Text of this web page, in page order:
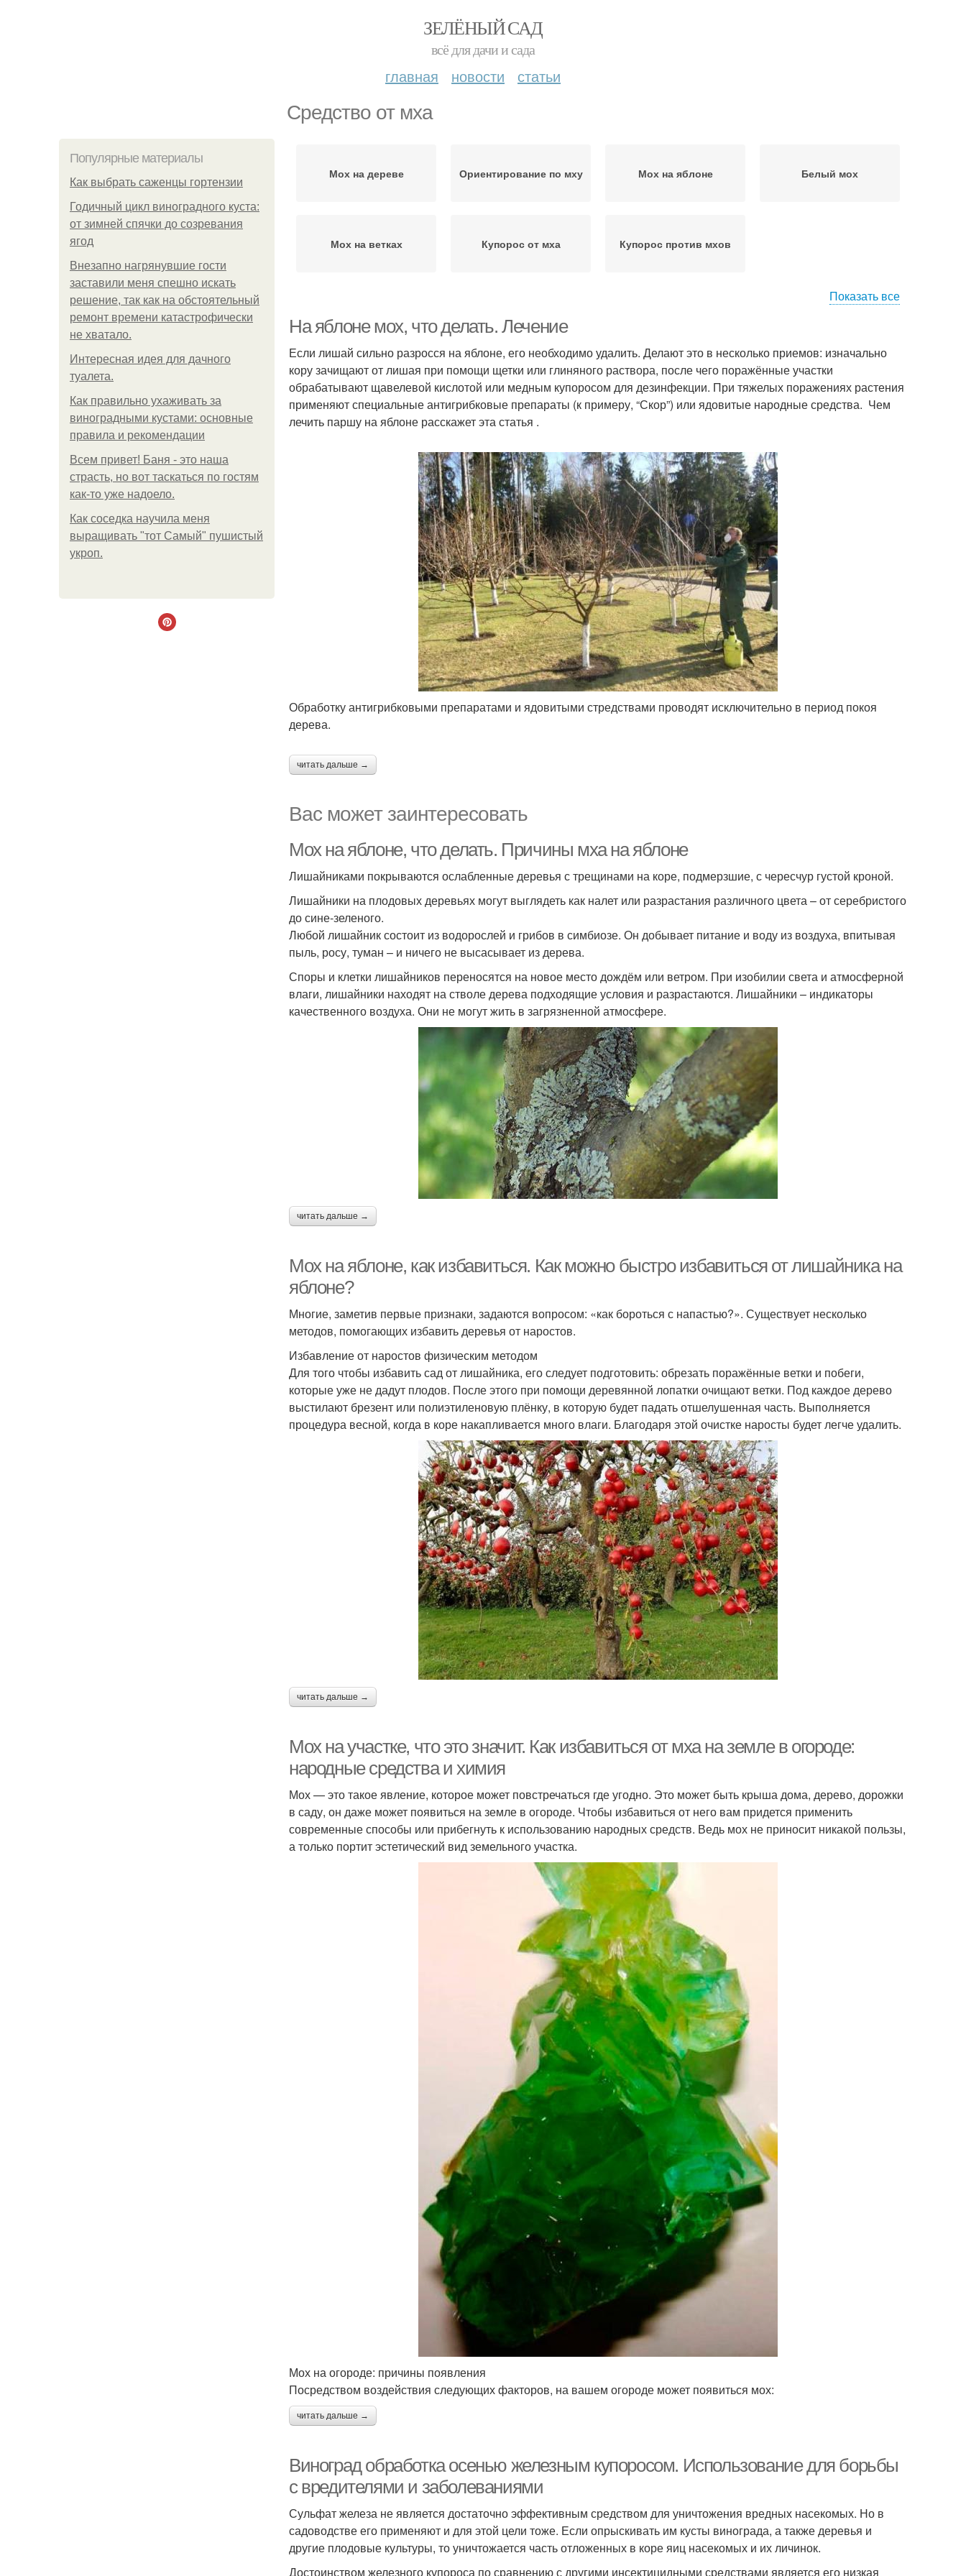
ЗЕЛЁНЫЙ САД
всё для дачи и сада
главная новости статьи
Средство от мха
Популярные материалы
Как выбрать саженцы гортензии
Годичный цикл виноградного куста:
от зимней спячки до созревания
ягод
Внезапно нагрянувшие гости
заставили меня спешно искать
решение, так как на обстоятельный
ремонт времени катастрофически
не хватало.
Интересная идея для дачного
туалета.
Как правильно ухаживать за
виноградными кустами: основные
правила и рекомендации
Всем привет! Баня - это наша
страсть, но вот таскаться по гостям
как-то уже надоело.
Как соседка научила меня
выращивать "тот Самый" пушистый
укроп.
Мох на дереве Ориентирование по мху Мох на яблоне Белый мох
Мох на ветках Купорос от мха Купорос против мхов
Показать все
На яблоне мох, что делать. Лечение
Если лишай сильно разросся на яблоне, его необходимо удалить. Делают это в несколько приемов: изначально
кору зачищают от лишая при помощи щетки или глиняного раствора, после чего поражённые участки
обрабатывают щавелевой кислотой или медным купоросом для дезинфекции. При тяжелых поражениях растения
применяют специальные антигрибковые препараты (к примеру, “Скор”) или ядовитые народные средства. Чем
лечить паршу на яблоне расскажет эта статья .
Обработку антигрибковыми препаратами и ядовитыми стредствами проводят исключительно в период покоя
дерева.
читать дальше →
Вас может заинтересовать
Мох на яблоне, что делать. Причины мха на яблоне
Лишайниками покрываются ослабленные деревья с трещинами на коре, подмерзшие, с чересчур густой кроной.
Лишайники на плодовых деревьях могут выглядеть как налет или разрастания различного цвета – от серебристого
до сине-зеленого.
Любой лишайник состоит из водорослей и грибов в симбиозе. Он добывает питание и воду из воздуха, впитывая
пыль, росу, туман – и ничего не высасывает из дерева.
Споры и клетки лишайников переносятся на новое место дождём или ветром. При изобилии света и атмосферной
влаги, лишайники находят на стволе дерева подходящие условия и разрастаются. Лишайники – индикаторы
качественного воздуха. Они не могут жить в загрязненной атмосфере.
читать дальше →
Мох на яблоне, как избавиться. Как можно быстро избавиться от лишайника на
яблоне?
Многие, заметив первые признаки, задаются вопросом: «как бороться с напастью?». Существует несколько
методов, помогающих избавить деревья от наростов.
Избавление от наростов физическим методом
Для того чтобы избавить сад от лишайника, его следует подготовить: обрезать поражённые ветки и побеги,
которые уже не дадут плодов. После этого при помощи деревянной лопатки очищают ветки. Под каждое дерево
выстилают брезент или полиэтиленовую плёнку, в которую будет падать отшелушенная часть. Выполняется
процедура весной, когда в коре накапливается много влаги. Благодаря этой очистке наросты будет легче удалить.
читать дальше →
Мох на участке, что это значит. Как избавиться от мха на земле в огороде:
народные средства и химия
Мох — это такое явление, которое может повстречаться где угодно. Это может быть крыша дома, дерево, дорожки
в саду, он даже может появиться на земле в огороде. Чтобы избавиться от него вам придется применить
современные способы или прибегнуть к использованию народных средств. Ведь мох не приносит никакой пользы,
а только портит эстетический вид земельного участка.
Мох на огороде: причины появления
Посредством воздействия следующих факторов, на вашем огороде может появиться мох:
читать дальше →
Виноград обработка осенью железным купоросом. Использование для борьбы
с вредителями и заболеваниями
Сульфат железа не является достаточно эффективным средством для уничтожения вредных насекомых. Но в
садоводстве его применяют и для этой цели тоже. Если опрыскивать им кусты винограда, а также деревья и
другие плодовые культуры, то уничтожается часть отложенных в коре яиц насекомых и их личинок.
Достоинством железного купороса по сравнению с другими инсектицидными средствами является его низкая